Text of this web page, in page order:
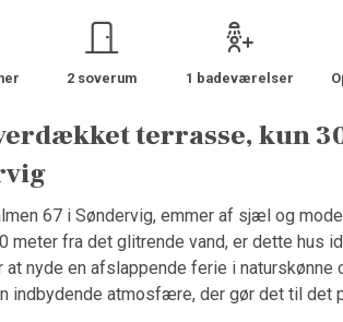
2 soverum 1 badeværelser
terrasse, kun
67 i Søndervig, emmer af sjæl og
meter fra det glitrende vand, er dette hus
nyde en afslappende ferie i naturskønne
indbydende atmosfære, der gør det til det